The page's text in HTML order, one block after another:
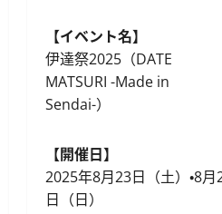
【イベント名】
伊達祭2025（DATE
MATSURI -Made in
Sendai-）
【開催日】
2025年8月23日（土）・8月
日（日）